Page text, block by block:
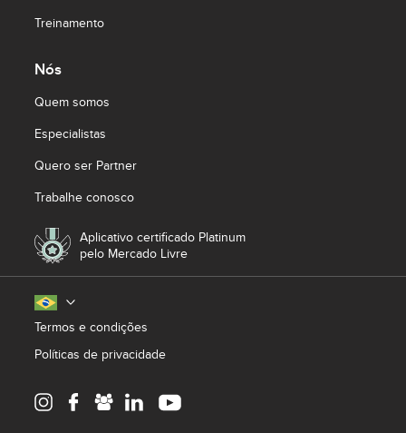
Treinamento
Nós
Quem somos
Especialistas
Quero ser Partner
Trabalhe conosco
Aplicativo certificado Platinum
pelo Mercado Livre
Termos e condições
Políticas de privacidade